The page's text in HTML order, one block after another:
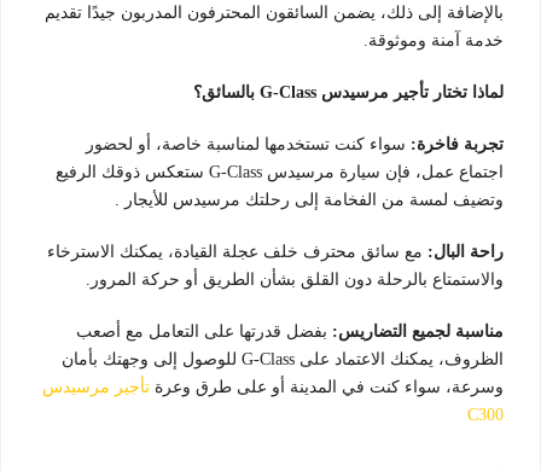
بالإضافة إلى ذلك، يضمن السائقون المحترفون المدربون جيدًا تقديم
خدمة آمنة وموثوقة.
لماذا تختار تأجير مرسيدس G-Class بالسائق؟
تجربة فاخرة: سواء كنت تستخدمها لمناسبة خاصة، أو لحضور
اجتماع عمل، فإن سيارة مرسيدس G-Class ستعكس ذوقك الرفيع
وتضيف لمسة من الفخامة إلى رحلتك مرسيدس للأيجار .
راحة البال: مع سائق محترف خلف عجلة القيادة، يمكنك الاسترخاء
والاستمتاع بالرحلة دون القلق بشأن الطريق أو حركة المرور.
مناسبة لجميع التضاريس: بفضل قدرتها على التعامل مع أصعب
الظروف، يمكنك الاعتماد على G-Class للوصول إلى وجهتك بأمان
وسرعة، سواء كنت في المدينة أو على طرق وعرة تأجير مرسيدس
C300
.